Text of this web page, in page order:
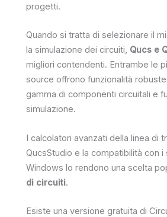
progetti.
Quando si tratta di selezionare il
la simulazione dei circuiti, Qucs e
migliori contendenti. Entrambe le
source offrono funzionalità
gamma di componenti circuitali e
simulazione.
I calcolatori avanzati della linea di
QucsStudio e la compatibilità con
Windows lo rendono una scelta
di circuiti.
Esiste una versione gratuita di